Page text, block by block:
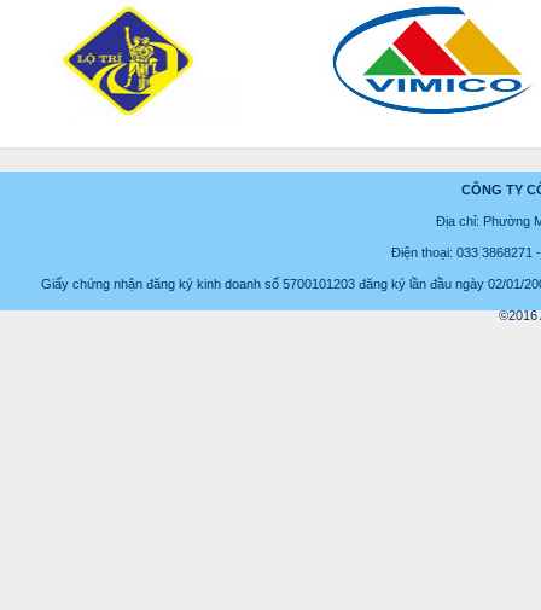
CÔNG TY
Địa chỉ: Phường
Điện thoại: 033 3868271
Giấy chứng nhận đăng ký kinh doanh số 5700101203 đăng ký lần đầu ngày 02/01/
©2016